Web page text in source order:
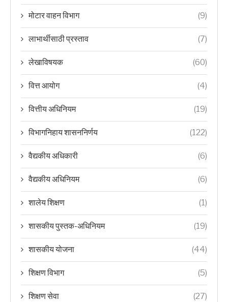
मोटार वाहन विभाग (9)
लाभार्थीसाठी प्रस्ताव (7)
लेखाविषयक (60)
वित्त आयोग (4)
वित्तीय अधिनियम (19)
विभागनिहाय शासननिर्णय (122)
वैद्यकीय अधिकारी (6)
वैद्यकीय अधिनियम (6)
शालेय शिक्षण (1)
शासकीय पुस्तक-अधिनियम (19)
शासकीय योजना (44)
शिक्षण विभाग (5)
शिक्षण सेवा (27)